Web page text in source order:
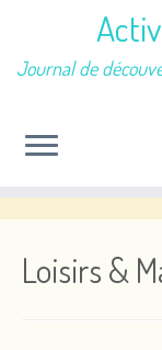
contenu
Journal de
Loisirs &